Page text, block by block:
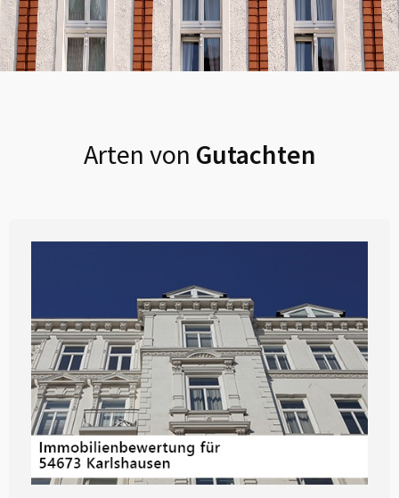
Arten von Gutachten